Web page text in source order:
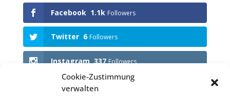
Cookie-Zustimmung
verwalten
Facebook 1.1k Followers
Twitter 6 Followers
Instagram 337 Followers
Anstehende Events